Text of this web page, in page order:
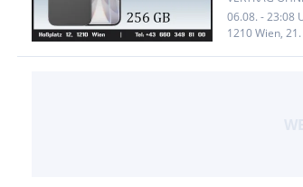
ALLE NETZE !
keine
ABHOLUNG
06.08. - 23:08
1210 Wien,